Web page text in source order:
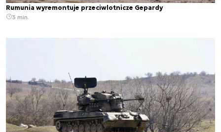
Rumunia wyremontuje przeciwlotnicze Gepardy
3 min.